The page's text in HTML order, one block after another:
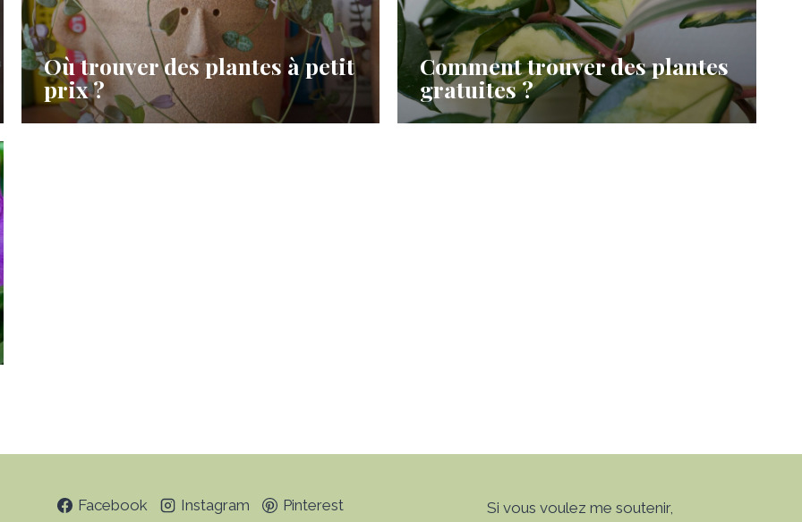
Où trouver des plantes à petit
prix ?
Comment trouver des plantes
gratuites ?
Facebook Instagram Pinterest Si vous voulez me soutenir,